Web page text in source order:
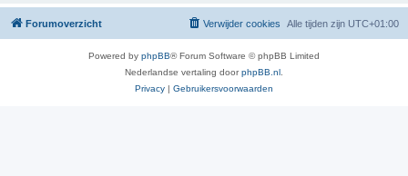
Forumoverzicht Alle tijden zijn UTC+01:00
Verwijder cookies
Powered by phpBB® Forum Software © phpBB Limited
Nederlandse vertaling doorphpBB.nl
Privacy | Gebruikersvoorwaarden